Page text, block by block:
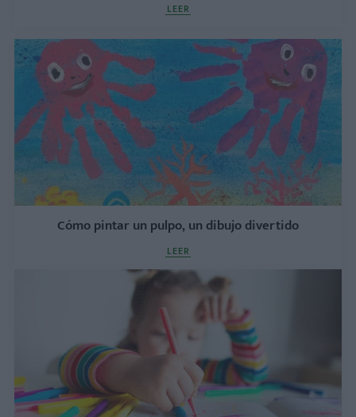
LEER
Cómo pintar un pulpo, un dibujo divertido
LEER